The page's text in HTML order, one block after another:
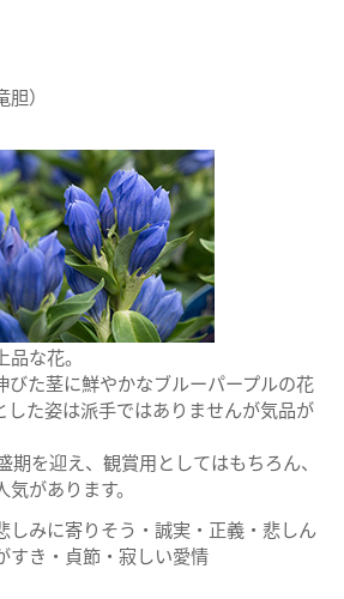
）
な花。
びた茎に鮮やかなブルーパープルの花
した姿は派手ではありませんが気品が
期を迎え、観賞用としてはもちろん、
があります。
しみに寄りそう・誠実・正義・悲しん
すき・貞節・寂しい愛情